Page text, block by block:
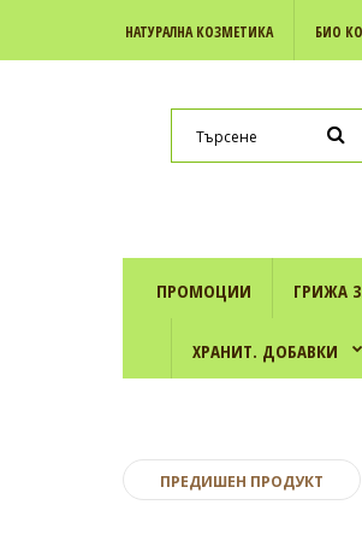
НАТУРАЛНА КОЗМЕТИКА БИО
ПРОМОЦИИ ГРИЖА
ХРАНИТ. ДОБАВКИ
ПРЕДИШЕН ПРОДУКТ